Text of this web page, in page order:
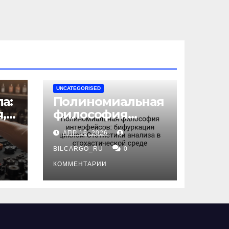
UNCATEGORISED
Полиномиальная
философия
интерфейсов:
бифуркация
циклом
Статистики
анализа в
среде
АПР 16, 2026
BILCARGO_RU 0
КОММЕНТАРИИ